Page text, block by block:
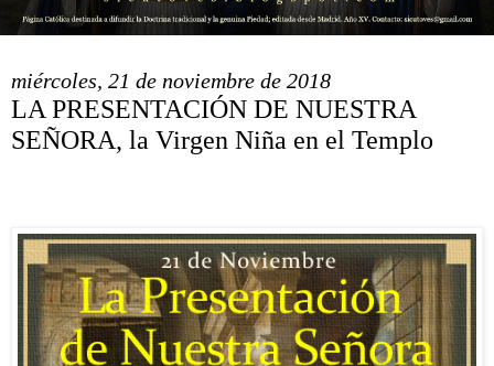
miércoles, 21 de noviembre de 2018
LA PRESENTACIÓN DE NUESTRA
SEÑORA, la Virgen Niña en el Templo